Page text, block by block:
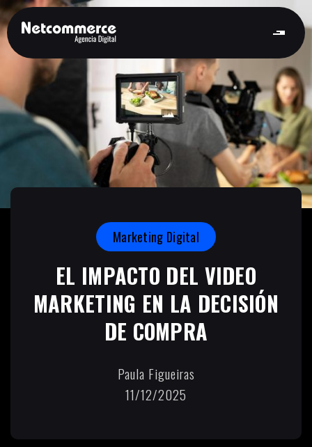
Marketing Digital
EL IMPACTO DEL VIDEO
MARKETING EN LA DECISIÓN
DE COMPRA
Paula Figueiras
11/12/2025